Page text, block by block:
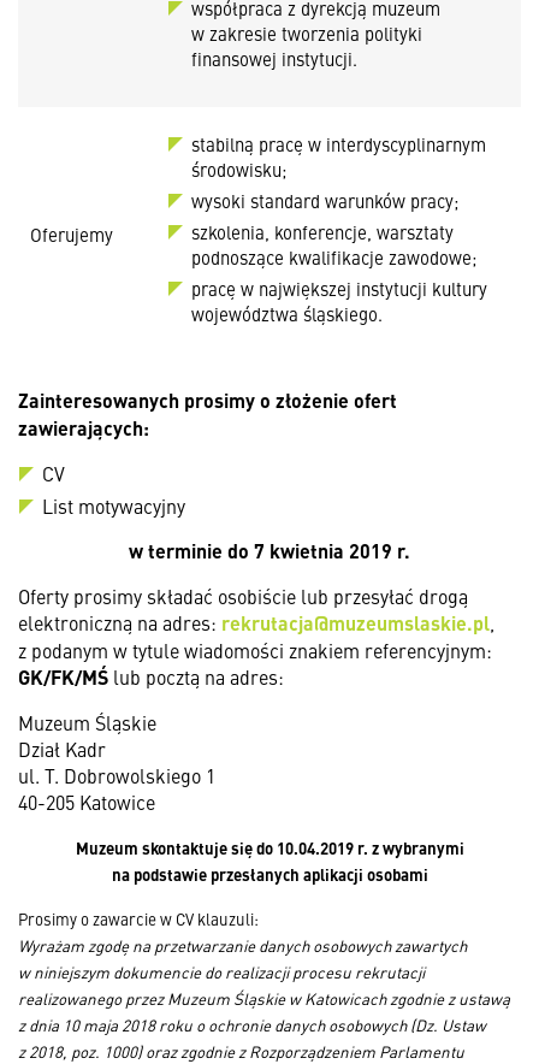
współpraca z dyrekcją muzeum
w zakresie tworzenia polityki
finansowej instytucji.
Oferujemy
stabilną pracę w interdyscyplinarnym
środowisku;
wysoki standard warunków pracy;
szkolenia, konferencje, warsztaty
podnoszące kwalifikacje zawodowe;
pracę w największej instytucji kultury
województwa śląskiego.
Zainteresowanych prosimy o złożenie ofert
zawierających:
CV
List motywacyjny
w terminie do 7 kwietnia 2019 r.
Oferty prosimy składać osobiście lub przesyłać drogą
elektroniczną na adres: rekrutacja@muzeumslaskie.pl
z podanym w tytule wiadomości znakiem referencyjnym:
GK/FK/MŚ lub pocztą na adres:
Muzeum Śląskie
Dział Kadr
ul. T. Dobrowolskiego 1
40-205 Katowice
Muzeum skontaktuje się do 10.04.2019 r. z wybranymi
na podstawie przesłanych aplikacji osobami
Prosimy o zawarcie w CV klauzuli:
Wyrażam zgodę na przetwarzanie danych osobowych zawartych
w niniejszym dokumencie do realizacji procesu rekrutacji
realizowanego przez Muzeum Śląskie w Katowicach zgodnie z ustawą
z dnia 10 maja 2018 roku o ochronie danych osobowych (Dz. Ustaw
z 2018, poz. 1000) oraz zgodnie z Rozporządzeniem Parlamentu